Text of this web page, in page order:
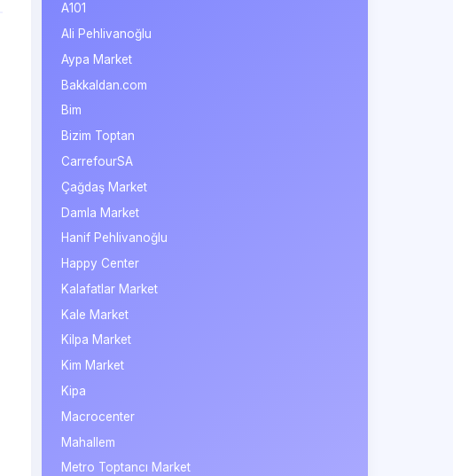
A101
Ali Pehlivanoğlu
Aypa Market
Bakkaldan.com
Bim
Bizim Toptan
CarrefourSA
Çağdaş Market
Damla Market
Hanif Pehlivanoğlu
Happy Center
Kalafatlar Market
Kale Market
Kilpa Market
Kim Market
Kipa
Macrocenter
Mahallem
Metro Toptancı Market